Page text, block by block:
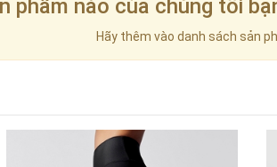
phẩm nào của chúng tôi
Hãy thêm vào danh sách sản